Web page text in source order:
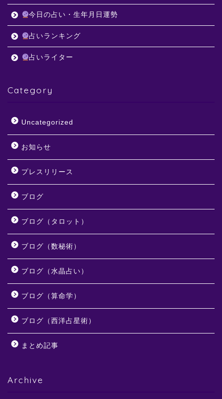
今日の占い・生年月日運勢
占いランキング
占いライター
Category
Uncategorized
お知らせ
プレスリリース
ブログ
ブログ（タロット）
ブログ（数秘術）
ブログ（水晶占い）
ブログ（算命学）
ブログ（西洋占星術）
まとめ記事
Archive